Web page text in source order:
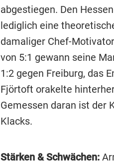
abgestiegen. Den
lediglich eine
damaliger Chef-
von 5:1 gewann seine
1:2 gegen Freiburg, das
Fjörtoft orakelte
Gemessen daran ist der
Klacks.
Stärken & Schwächen: